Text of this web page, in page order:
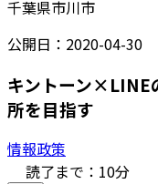
千葉県市川市
公開日： 2020-04-30
キントーン×LINE
所を目指す
情報政策
読了まで： 10分